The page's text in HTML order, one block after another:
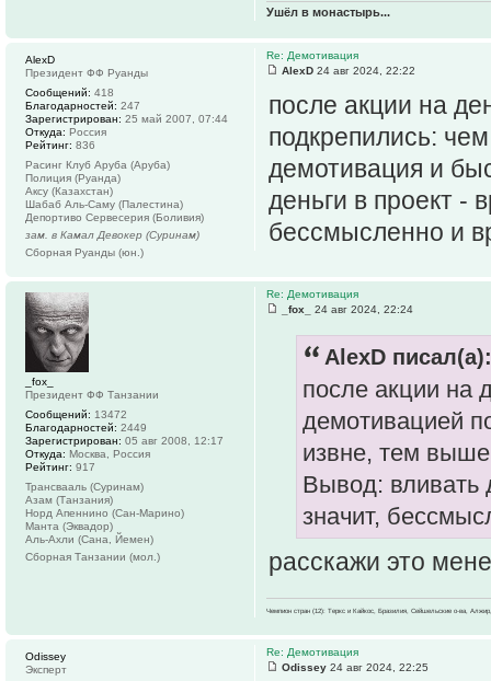
Ушёл в монастырь...
Re: Демотивация
AlexD 24 авг 2024, 22:22
после акции на
подкрепились:
демотивация и
деньги в проект -
бессмысленно и
AlexD
Президент ФФ Руанды
Сообщений: 418
Благодарностей: 247
Зарегистрирован: 25 май 2007, 07:44
Откуда: Россия
Рейтинг: 836
Расинг Клуб Аруба (Аруба)
Полиция (Руанда)
Аксу (Казахстан)
Шабаб Аль-Саму (Палестина)
Депортиво Сервесерия (Боливия)
зам. в Камал Девокер (Суринам)
Сборная Руанды (юн.)
Re: Демотивация
_fox_
24 авг 2024, 22:24
AlexD писал(а):
после акции на
демотивацией
извне, тем
Вывод: вливать
значит,
расскажи это
Чемпион стран (12): Теркс и Кайкос, Бразилия, Сейшельские о-ва,
_fox_
Президент ФФ Танзании
Сообщений: 13472
Благодарностей: 2449
Зарегистрирован: 05 авг 2008, 12:17
Откуда: Москва, Россия
Рейтинг: 917
Трансвааль (Суринам)
Азам (Танзания)
Норд Апеннино (Сан-Марино)
Манта (Эквадор)
Аль-Ахли (Сана, Йемен)
Сборная Танзании (мол.)
Re: Демотивация
Odissey 24 авг 2024, 22:25
Odissey
Эксперт